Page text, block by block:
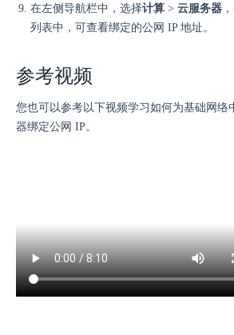
在左侧导航栏中，选择计算 > 云服务器
列表中，可查看绑定的公网 IP 地址。
参考视频
您也可以参考以下视频学习如何为基础网络
器绑定公网 IP。